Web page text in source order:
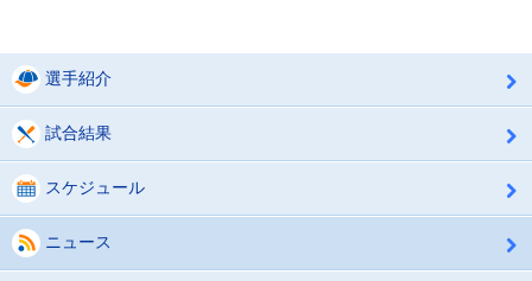
選手紹介
試合結果
スケジュール
ニュース